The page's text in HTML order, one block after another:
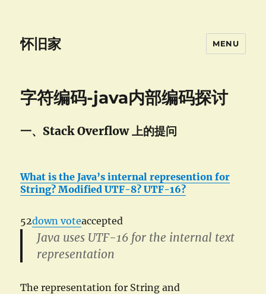
怀旧家 MENU
字符编码-java内部编码探讨
一、Stack Overflow 上的提问
What is the Java’s internal represention for
String? Modified UTF-8? UTF-16?
52down voteaccepted
Java uses UTF-16 for the internal text
representation
The representation for String and